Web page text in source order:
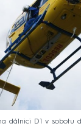
dálnici D1 v sobotu